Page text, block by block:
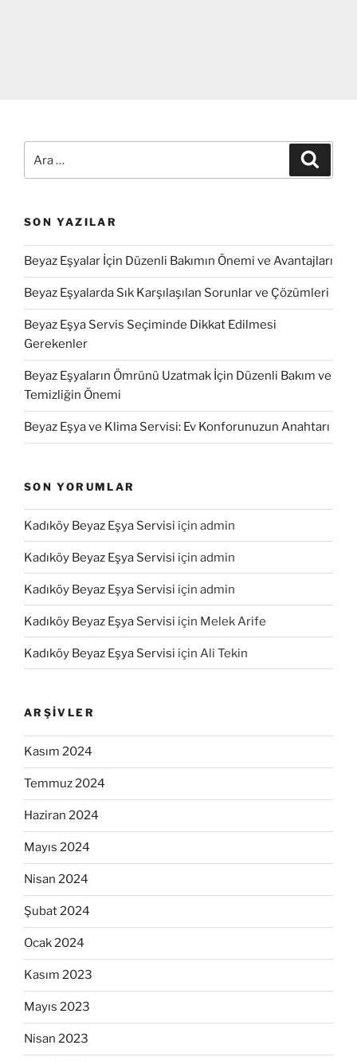
SON YAZILAR
Beyaz Eşyalar İçin Düzenli Bakımın Önemi ve Avantajları
Beyaz Eşyalarda Sık Karşılaşılan Sorunlar ve Çözümleri
Beyaz Eşya Servis Seçiminde Dikkat Edilmesi
Gerekenler
Beyaz Eşyaların Ömrünü Uzatmak İçin Düzenli Bakım ve
Temizliğin Önemi
Beyaz Eşya ve Klima Servisi: Ev Konforunuzun Anahtarı
SON YORUMLAR
Kadıköy Beyaz Eşya Servisi için admin
Kadıköy Beyaz Eşya Servisi için admin
Kadıköy Beyaz Eşya Servisi için admin
Kadıköy Beyaz Eşya Servisi için Melek Arife
Kadıköy Beyaz Eşya Servisi için Ali Tekin
ARŞIVLER
Kasım 2024
Temmuz 2024
Haziran 2024
Mayıs 2024
Nisan 2024
Şubat 2024
Ocak 2024
Kasım 2023
Mayıs 2023
Nisan 2023